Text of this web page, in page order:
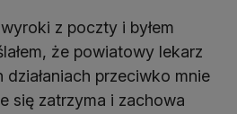
z poczty i byłem
że powiatowy lekarz
przeciwko mnie
się zatrzyma i zachowa